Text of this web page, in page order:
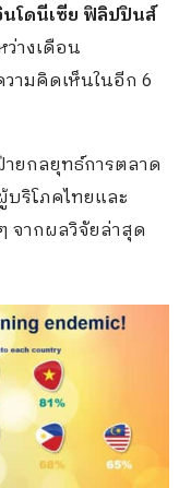
นโดนีเซีย ฟิลิปปินส์
ว่างเดือน
ามคิดเห็นในอีก 6
ยกลยุทธ์การตลาด
ริโภคไทยและ
จากผลวิจัยล่าสุด